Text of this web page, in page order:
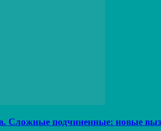
Сложные подчиненные: новые